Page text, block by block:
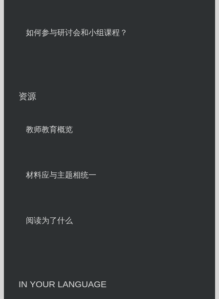
如何参与研讨会和小组课程？
资源
教师教育概览
材料应与主题相统一
阅读为了什么
IN YOUR LANGUAGE